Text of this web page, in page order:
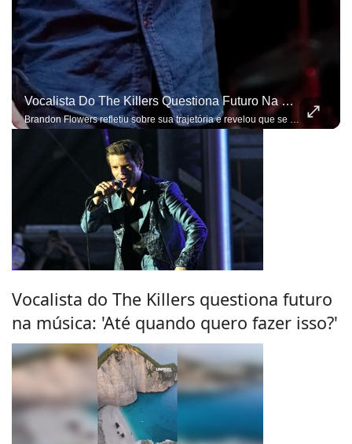
Vocalista Do The Killers Questiona Futuro Na Música: 'Até Quando Quero Fazer Isso?'
Brandon Flowers refletiu sobre sua trajetória e revelou que se inspira em Mick Jagger
Vocalista do The Killers questiona futuro
na música: 'Até quando quero fazer isso?'